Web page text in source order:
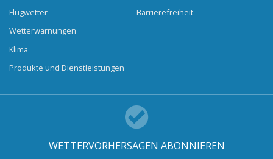
Flugwetter
Wetterwarnungen
Klima
Produkte und Dienstleistungen
Barrierefreiheit
WETTERVORHERSAGEN ABONNIEREN